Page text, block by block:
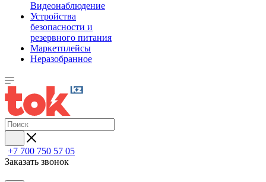
Видеонаблюдение
Устройства
безопасности и
резервного питания
Маркетплейсы
Неразобранное
+7 700 750 57 05
Заказать звонок